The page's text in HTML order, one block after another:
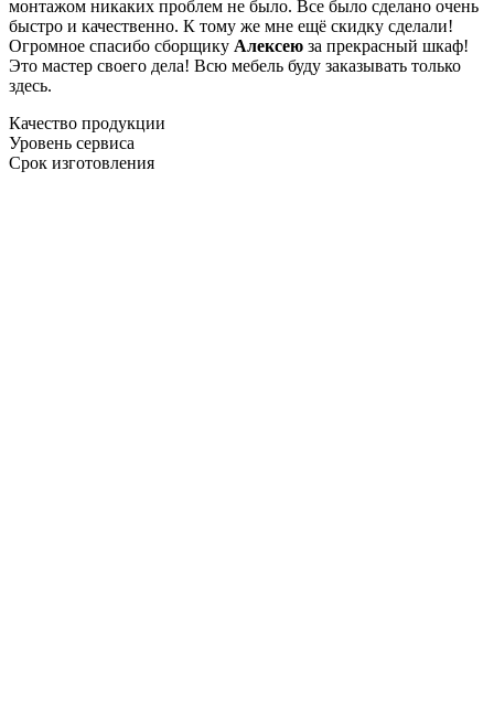
монтажом никаких проблем не было. Все было сделано очень
быстро и качественно. К тому же мне ещё скидку сделали!
Огромное спасибо сборщику Алексею за прекрасный шкаф!
Это мастер своего дела! Всю мебель буду заказывать только
здесь.
Качество продукции
Уровень сервиса
Срок изготовления